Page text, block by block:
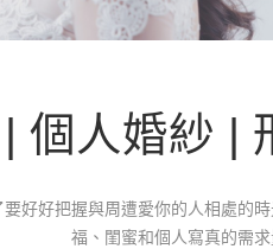
個人婚紗 |
好好把握與周遭愛你的人相處的
福、閨蜜和個人寫真的需求